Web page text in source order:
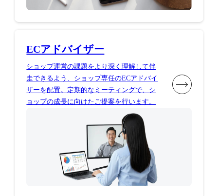
ECアドバイザー
ショップ運営の課題をより深く理解して伴
走できるよう、ショップ専任のECアドバイ
ザーを配置。定期的なミーティングで、シ
ョップの成長に向けたご提案を行います。